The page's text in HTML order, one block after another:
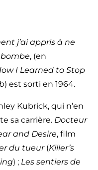
j’ai appris à ne
, (en
I Learned to Stop
) est sorti en 1964.
Kubrick, qui n’en
sa carrière. Docteur
and Desire, film
du tueur(Killer’s
) ; Les sentiers de